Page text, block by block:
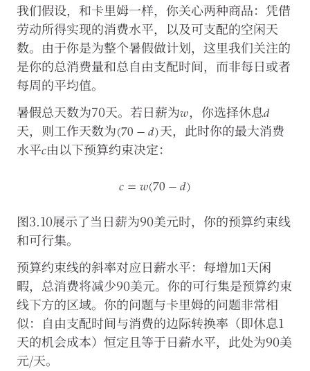
您
可
以
通
过
浏
览
设
置
禁
用
这
可
能
会
影
响
网
站
功
能
的
使
我们假设，和卡里姆一样，你关心两种商品：凭借
劳动所得实现的消费水平，以及可支配的空闲天
数。由于你是为整个暑假做计划，这里我们关注的
是你的总消费量和总自由支配时间，而非每日或者
每周的平均值。
暑假总天数为70天。若日薪为𝑤，你选择休息𝑑
天，则工作天数为(70−𝑑)
(70− d) 天，此时你的最大消费
水平𝑐
c由以下预算约束决定：
𝑐=𝑤(70−𝑑)
w(70 d)
图3.10展示了当日薪为90美元时，你的预算约束线
和可行集。
预算约束线的斜率对应日薪水平：每增加1天闲
暇，总消费将减少90美元。你的可行集是预算约束
线下方的区域。你的问题与卡里姆的问题非常相
似：自由支配时间与消费的边际转换率（即休息1
天的机会成本）恒定且等于日薪水平，此处为90美
元/天。